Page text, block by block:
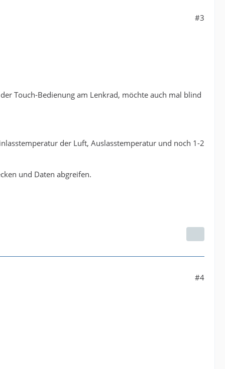
#3
Touch-Bedienung am Lenkrad, möchte auch mal blind
der Luft, Auslasstemperatur und noch 1-2
und Daten abgreifen.
#4